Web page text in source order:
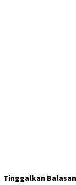
Tinggalkan Balasan